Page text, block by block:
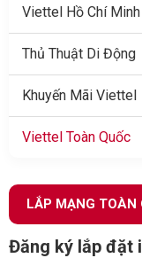
Viettel Hồ Chí Minh
Thủ Thuật Di Động
Khuyến Mãi Viettel
Viettel Toàn Quốc
LẮP MẠNG TOÀN
Đăng ký lắp đặt